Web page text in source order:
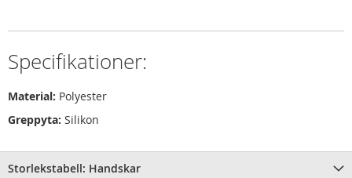
Specifikationer:
Material: Polyester
Greppyta: Silikon
Storlekstabell: Handskar